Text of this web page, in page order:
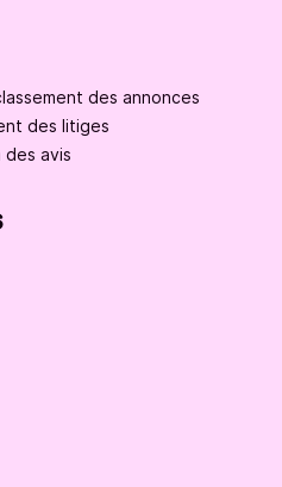
des annonces
des litiges
avis